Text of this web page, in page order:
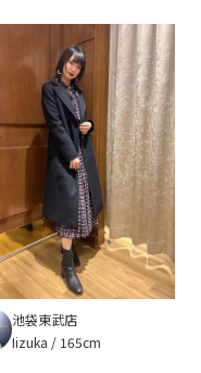
池袋東武店
Iizuka
165cm